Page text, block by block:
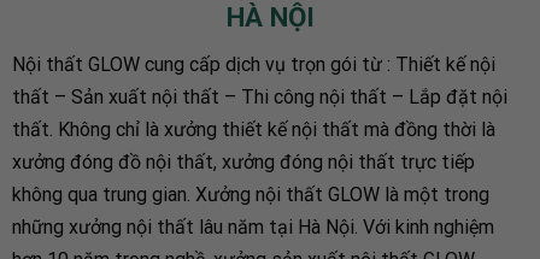
HÀ NỘI
Nội thất GLOW cung cấp dịch vụ trọn gói từ : Thiết kế nội
thất – Sản xuất nội thất – Thi công nội thất – Lắp đặt nội
thất. Không chỉ là xưởng thiết kế nội thất mà đồng thời là
xưởng đóng đồ nội thất, xưởng đóng nội thất trực tiếp
không qua trung gian. Xưởng nội thất GLOW là một trong
những xưởng nội thất lâu năm tại Hà Nội. Với kinh nghiệm